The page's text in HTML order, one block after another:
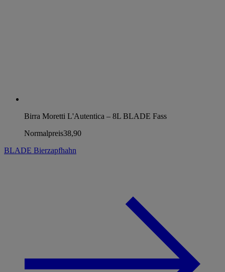
Birra Moretti L'Autentica – 8L BLADE Fass
Normalpreis38,90
BLADE Bierzapfhahn